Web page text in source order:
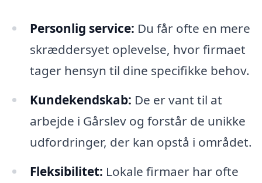
Personlig service: Du får ofte en mere
skræddersyet oplevelse, hvor firmaet
tager hensyn til dine specifikke behov.
Kundekendskab: De er vant til at
arbejde i Gårslev og forstår de unikke
udfordringer, der kan opstå i området.
Fleksibilitet: Lokale firmaer har ofte